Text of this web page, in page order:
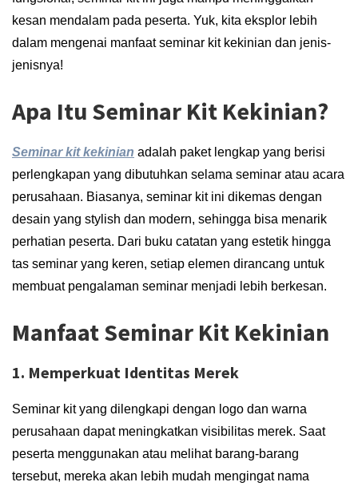
kesan mendalam pada peserta. Yuk, kita eksplor lebih
dalam mengenai manfaat seminar kit kekinian dan jenis-
jenisnya!
Apa Itu Seminar Kit Kekinian?
Seminar kit kekinian adalah paket lengkap yang berisi
perlengkapan yang dibutuhkan selama seminar atau acara
perusahaan. Biasanya, seminar kit ini dikemas dengan
desain yang stylish dan modern, sehingga bisa menarik
perhatian peserta. Dari buku catatan yang estetik hingga
tas seminar yang keren, setiap elemen dirancang untuk
membuat pengalaman seminar menjadi lebih berkesan.
Manfaat Seminar Kit Kekinian
1. Memperkuat Identitas Merek
Seminar kit yang dilengkapi dengan logo dan warna
perusahaan dapat meningkatkan visibilitas merek. Saat
peserta menggunakan atau melihat barang-barang
tersebut, mereka akan lebih mudah mengingat nama